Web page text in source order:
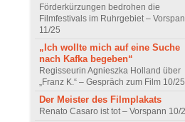
Förderkürzungen bedrohen die
Filmfestivals im Ruhrgebiet –
11/25
„Ich wollte mich auf eine Suche
nach Kafka begeben“
Regisseurin Agnieszka Holland über
„Franz K.“ – Gespräch zum Film 10/25
Der Meister des Filmplakats
Renato Casaro ist tot – Vorspann 10/